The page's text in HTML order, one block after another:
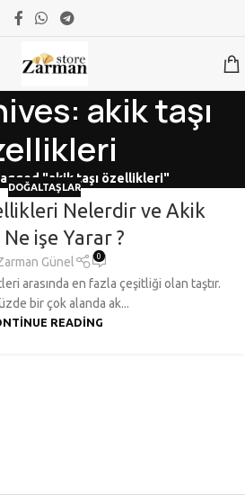
akik taşı
"akik taşı özellikleri"
DOĞALTAŞLAR
Nelerdir ve Akik
Ne işe Yarar ?
Günel 0
arasında en fazla çeşitliği olan taştır.
bir çok alanda ak...
READING